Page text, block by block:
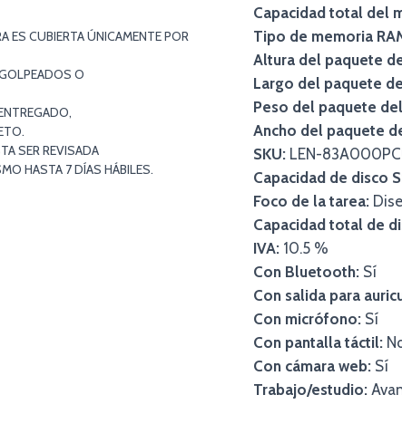
ES CUBIERTA ÚNICAMENTE POR
O
SER REVISADA
HASTA 7 DÍAS HÁBILES.
Capacidad total del
Tipo de memoria
Altura del paquete
Largo del paquete
Peso del paquete
Ancho del paquete
SKU: LEN-
Capacidad de disco
Foco de la tarea:
Capacidad total de
IVA: 10.5 %
Con Bluetooth: Sí
Con salida para
Con micrófono: Sí
Con pantalla táctil:
Con cámara web: Sí
Trabajo/estudio: